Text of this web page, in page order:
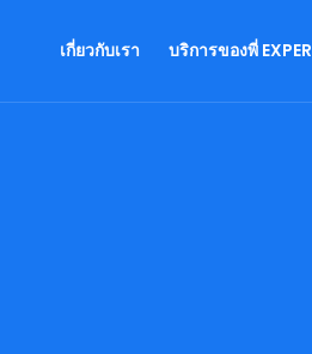
เกี่ยวกับเรา บริการของพี่